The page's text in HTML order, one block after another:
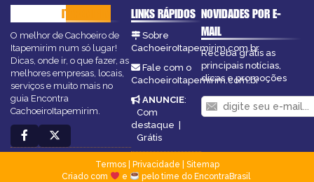
ITAPEMIRIM
O melhor de Cachoeiro de
Itapemirim num só lugar!
Dicas, onde ir, o que fazer, as
melhores empresas, locais,
serviços e muito mais no
guia Encontra
CachoeiroItapemirim.
LINKS RÁPIDOS
Sobre
CachoeiroItapemirim.com.br
Fale com o
CachoeiroItapemirim.com.br
ANUNCIE:
Com
destaque |
Grátis
NOVIDADES POR E-
MAIL
Receba grátis as
principais notícias,
dicas e promoções
Termos| Privacidade
Sitemap
Criado com
e pelo time do EncontraBrasil